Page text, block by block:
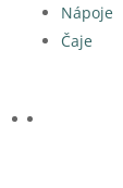
Nápoje
Čaje